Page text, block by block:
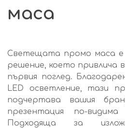
маса
Светещата промо маса е
решение, което привлича
първия поглед.
LED осветление, тази
подчертава вашия
презентация по-
Подходяща за